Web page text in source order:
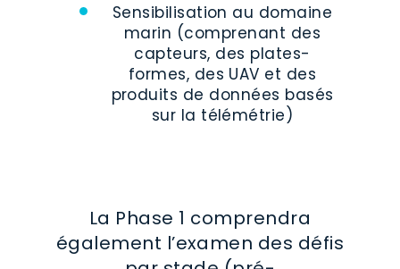
Sensibilisation au domaine
marin (comprenant des
capteurs, des plates-
formes, des UAV et des
produits de données basés
sur la télémétrie)
La Phase 1 comprendra
également l’examen des défis